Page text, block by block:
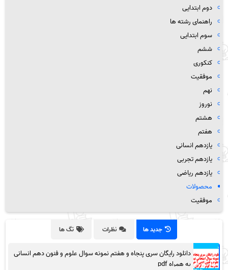
دوم ابتدایی
راهنمای رشته ها
سوم ابتدایی
ششم
کنکوری
موفقیت
نهم
نوروز
هشتم
هفتم
یازدهم انسانی
یازدهم تجربی
یازدهم ریاضی
محصولات
موفقیت
جدید ها نظرات تگ ها
دانلود رایگان سری پنجاه و هفتم نمونه سوال علوم و فنون دهم انسانی
به همراه pdf